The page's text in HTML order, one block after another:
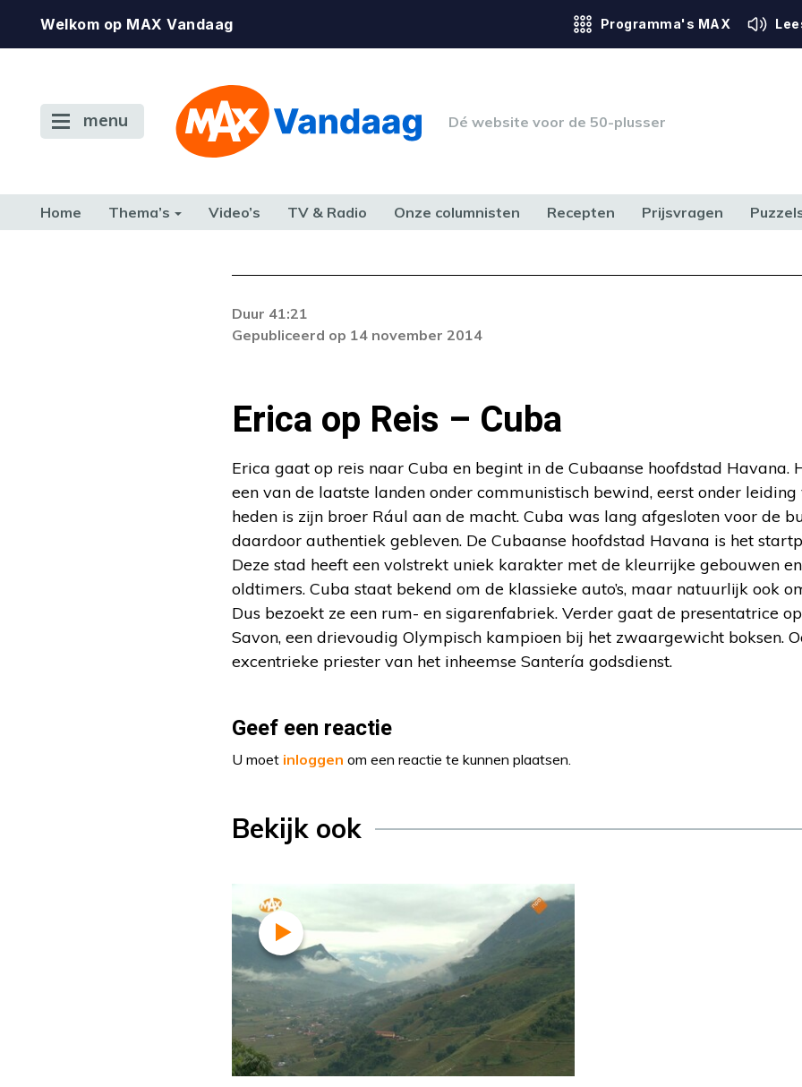
Welkom op MAX Vandaag Programma's MAX
menu Dé website voor de 50-plusser
Home Thema’s Video’s TV & Radio Onze columnisten Recepten Prijsvragen
De gewenste stream is op dit moment niet
beschikbaar. Als het probleem zich blijft voordoen,
Duur 41:21
Gepubliceerd op 14 november 2014
Erica op Reis – Cuba
Erica gaat op reis naar Cuba en begint in de Cubaanse hoofdstad Havana.
een van de laatste landen onder communistisch bewind, eerst onder leiding
heden is zijn broer Rául aan de macht. Cuba was lang afgesloten voor de
daardoor authentiek gebleven. De Cubaanse hoofdstad Havana is het
Deze stad heeft een volstrekt uniek karakter met de kleurrijke gebouwen
oldtimers. Cuba staat bekend om de klassieke auto’s, maar natuurlijk ook
Dus bezoekt ze een rum- en sigarenfabriek. Verder gaat de presentatrice
Savon, een drievoudig Olympisch kampioen bij het zwaargewicht boksen.
excentrieke priester van het inheemse Santería godsdienst.
Geef een reactie
U moet inloggen om een reactie te kunnen plaatsen.
Bekijk ook